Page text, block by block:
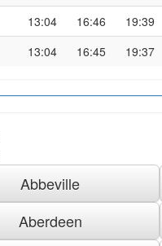
13:04 16:46 19:39
13:04 16:45 19:37
Abbeville
Aberdeen